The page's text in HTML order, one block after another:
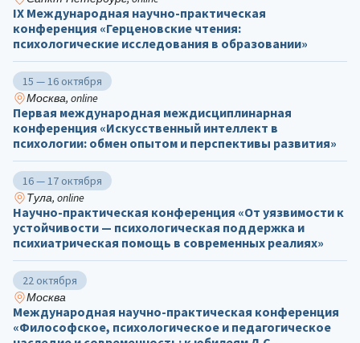
IX Международная научно-практическая
конференция «Герценовские чтения:
психологические исследования в образовании»
15 — 16 октября
Москва, online
Первая международная междисциплинарная
конференция «Искусственный интеллект в
психологии: обмен опытом и перспективы развития»
16 — 17 октября
Тула, online
Научно-практическая конференция «От уязвимости к
устойчивости — психологическая поддержка и
психиатрическая помощь в современных реалиях»
22 октября
Москва
Международная научно-практическая конференция
«Философское, психологическое и педагогическое